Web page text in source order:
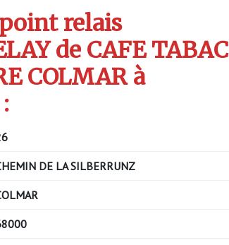
point relais
de CAFE TABAC
COLMAR à
DE LA SILBERRUNZ